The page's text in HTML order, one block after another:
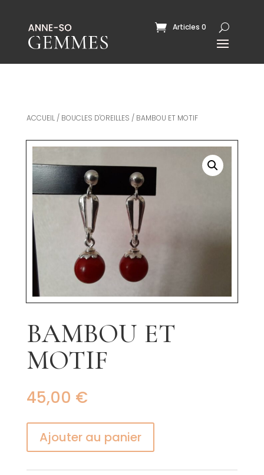
Articles 0
ACCUEIL/ BOUCLES D'OREILLES / BAMBOU ET MOTIF
BAMBOU ET
MOTIF
45,00 €
Ajouter au panier